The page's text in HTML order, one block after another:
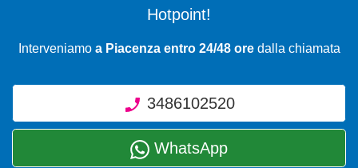
Hotpoint!
Interveniamo a Piacenza entro 24/48 oredalla chiamata
3486102520
WhatsApp